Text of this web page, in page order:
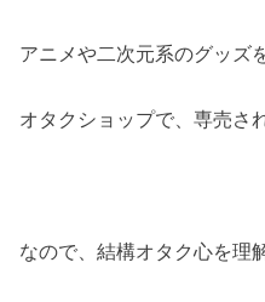
アニメや二次元系のグッズ
オタクショップで、専売さ
なので、結構オタク心を理